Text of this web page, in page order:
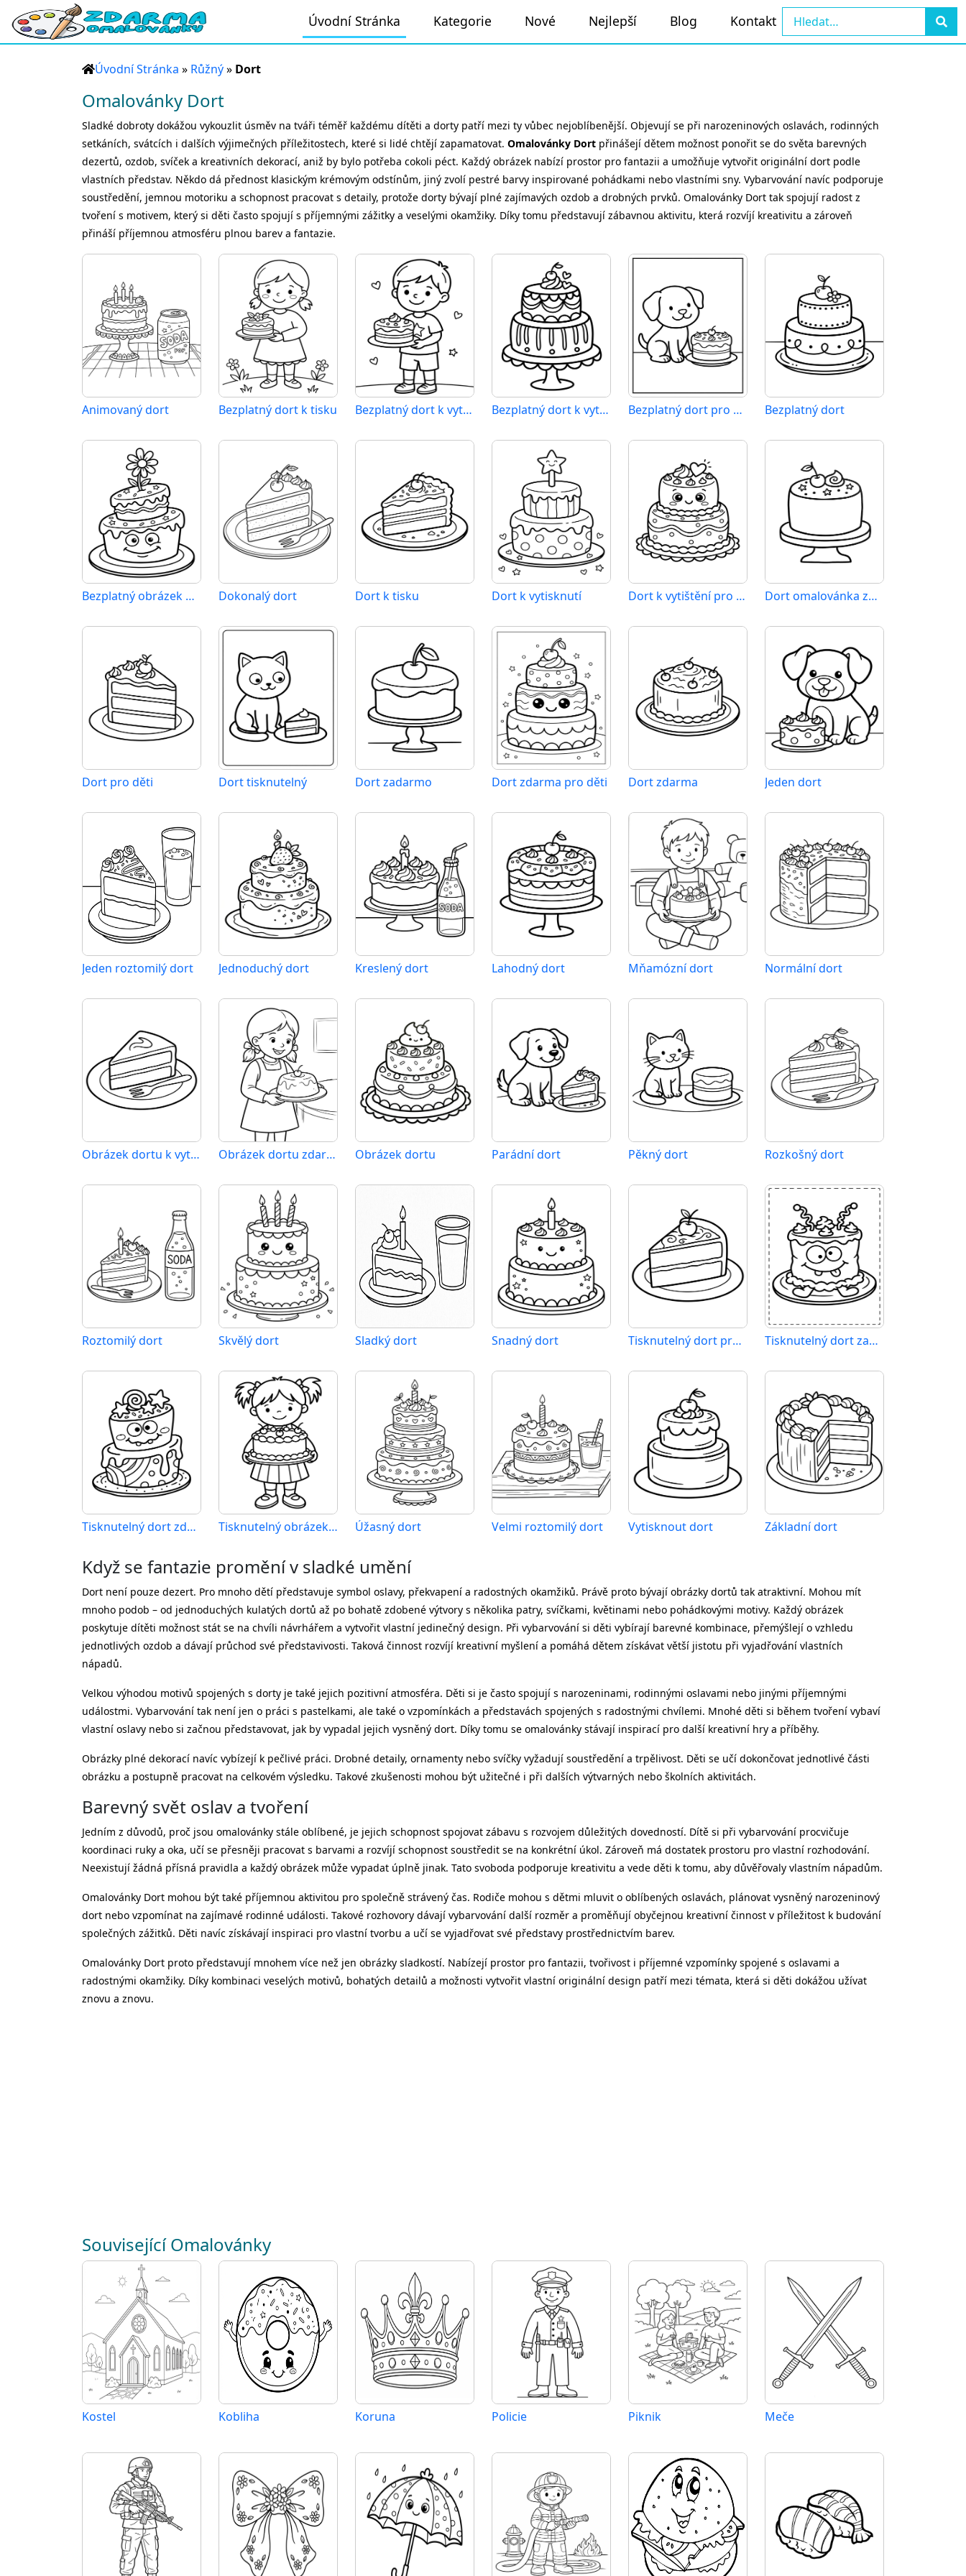
Úvodní Stránka Kategorie Nové Nejlepší Blog Kontakt
Úvodní Stránka » Růžný» Dort
Omalovánky Dort
Sladké dobroty dokážou vykouzlit úsměv na tváři téměř každému dítěti a dorty patří mezi ty vůbec nejoblíbenější. Objevují se při narozeninových oslavách, rodinných
setkáních, svátcích i dalších výjimečných příležitostech, které si lidé chtějí zapamatovat. Omalovánky Dort přinášejí dětem možnost ponořit se do světa barevných
dezertů, ozdob, svíček a kreativních dekorací, aniž by bylo potřeba cokoli péct. Každý obrázek nabízí prostor pro fantazii a umožňuje vytvořit originální dort podle
vlastních představ. Někdo dá přednost klasickým krémovým odstínům, jiný zvolí pestré barvy inspirované pohádkami nebo vlastními sny. Vybarvování navíc podporuje
soustředění, jemnou motoriku a schopnost pracovat s detaily, protože dorty bývají plné zajímavých ozdob a drobných prvků. Omalovánky Dort tak spojují radost z
tvoření s motivem, který si děti často spojují s příjemnými zážitky a veselými okamžiky. Díky tomu představují zábavnou aktivitu, která rozvíjí kreativitu a zároveň
přináší příjemnou atmosféru plnou barev a fantazie.
Animovaný dort Bezplatný dort k tisku Bezplatný dort k vytisknutí Bezplatný dort k vytištění Bezplatný dort pro děti Bezplatný dort
Bezplatný obrázek dortu Dokonalý dort Dort k tisku Dort k vytisknutí Dort k vytištění pro děti Dort omalovánka zdarma
Dort pro děti Dort tisknutelný Dort zadarmo Dort zdarma pro děti Dort zdarma Jeden dort
Jeden roztomilý dort Jednoduchý dort Kreslený dort Lahodný dort Mňamózní dort Normální dort
Obrázek dortu k vytištění Obrázek dortu zdarma Obrázek dortu Parádní dort Pěkný dort Rozkošný dort
Roztomilý dort Skvělý dort Sladký dort Snadný dort Tisknutelný dort pro děti Tisknutelný dort zadarmo
Tisknutelný dort zdarma Tisknutelný obrázek dortu Úžasný dort Velmi roztomilý dort Vytisknout dort Základní dort
Když se fantazie promění v sladké umění
Dort není pouze dezert. Pro mnoho dětí představuje symbol oslavy, překvapení a radostných okamžiků. Právě proto bývají obrázky dortů tak atraktivní. Mohou mít
mnoho podob – od jednoduchých kulatých dortů až po bohatě zdobené výtvory s několika patry, svíčkami, květinami nebo pohádkovými motivy. Každý obrázek
poskytuje dítěti možnost stát se na chvíli návrhářem a vytvořit vlastní jedinečný design. Při vybarvování si děti vybírají barevné kombinace, přemýšlejí o vzhledu
jednotlivých ozdob a dávají průchod své představivosti. Taková činnost rozvíjí kreativní myšlení a pomáhá dětem získávat větší jistotu při vyjadřování vlastních
nápadů.
Velkou výhodou motivů spojených s dorty je také jejich pozitivní atmosféra. Děti si je často spojují s narozeninami, rodinnými oslavami nebo jinými příjemnými
událostmi. Vybarvování tak není jen o práci s pastelkami, ale také o vzpomínkách a představách spojených s radostnými chvílemi. Mnohé děti si během tvoření vybaví
vlastní oslavy nebo si začnou představovat, jak by vypadal jejich vysněný dort. Díky tomu se omalovánky stávají inspirací pro další kreativní hry a příběhy.
Obrázky plné dekorací navíc vybízejí k pečlivé práci. Drobné detaily, ornamenty nebo svíčky vyžadují soustředění a trpělivost. Děti se učí dokončovat jednotlivé části
obrázku a postupně pracovat na celkovém výsledku. Takové zkušenosti mohou být užitečné i při dalších výtvarných nebo školních aktivitách.
Barevný svět oslav a tvoření
Jedním z důvodů, proč jsou omalovánky stále oblíbené, je jejich schopnost spojovat zábavu s rozvojem důležitých dovedností. Dítě si při vybarvování procvičuje
koordinaci ruky a oka, učí se přesněji pracovat s barvami a rozvíjí schopnost soustředit se na konkrétní úkol. Zároveň má dostatek prostoru pro vlastní rozhodování.
Neexistují žádná přísná pravidla a každý obrázek může vypadat úplně jinak. Tato svoboda podporuje kreativitu a vede děti k tomu, aby důvěřovaly vlastním nápadům.
Omalovánky Dort mohou být také příjemnou aktivitou pro společně strávený čas. Rodiče mohou s dětmi mluvit o oblíbených oslavách, plánovat vysněný narozeninový
dort nebo vzpomínat na zajímavé rodinné události. Takové rozhovory dávají vybarvování další rozměr a proměňují obyčejnou kreativní činnost v příležitost k budování
společných zážitků. Děti navíc získávají inspiraci pro vlastní tvorbu a učí se vyjadřovat své představy prostřednictvím barev.
Omalovánky Dort proto představují mnohem více než jen obrázky sladkostí. Nabízejí prostor pro fantazii, tvořivost i příjemné vzpomínky spojené s oslavami a
radostnými okamžiky. Díky kombinaci veselých motivů, bohatých detailů a možnosti vytvořit vlastní originální design patří mezi témata, která si děti dokážou užívat
znovu a znovu.
Související Omalovánky
Kostel Kobliha Koruna Policie Piknik Meče